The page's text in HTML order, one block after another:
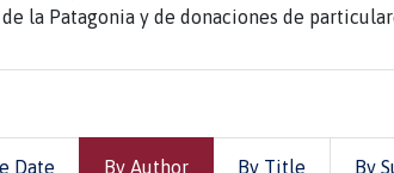
la Patagonia y de donaciones de
Date By Author By Title By